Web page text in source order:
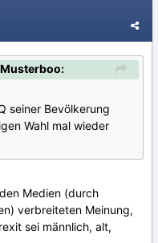
seiner Bevölkerung
Wahl mal wieder
Medien (durch
verbreiteten Meinung,
sei männlich, alt,